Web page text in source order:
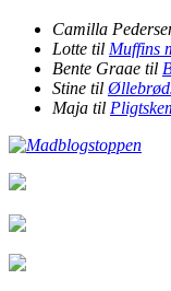
Camilla
Lotte til Muffins
Bente Graae til
Stine til
Maja til